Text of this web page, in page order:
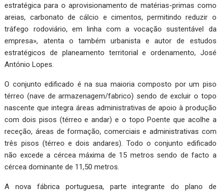
estratégica para o aprovisionamento de matérias-primas como
areias, carbonato de cálcio e cimentos, permitindo reduzir o
tráfego rodoviário, em linha com a vocação sustentável da
empresa», atenta o também urbanista e autor de estudos
estratégicos de planeamento territorial e ordenamento, José
António Lopes.
O conjunto edificado é na sua maioria composto por um piso
térreo (nave de armazenagem/fabrico) sendo de excluir o topo
nascente que integra áreas administrativas de apoio à produção
com dois pisos (térreo e andar) e o topo Poente que acolhe a
receção, áreas de formação, comerciais e administrativas com
três pisos (térreo e dois andares). Todo o conjunto edificado
não excede a cércea máxima de 15 metros sendo de facto a
cércea dominante de 11,50 metros.
A nova fábrica portuguesa, parte integrante do plano de